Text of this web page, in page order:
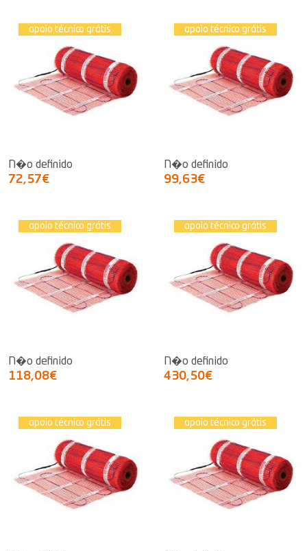
apoio técnico grátis
N�o definido
72,57€
apoio técnico grátis
N�o definido
99,63€
apoio técnico grátis
N�o definido
118,08€
apoio técnico grátis
N�o definido
430,50€
apoio técnico grátis apoio técnico grátis